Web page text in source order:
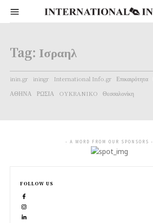
Tag: Ισραηλ
inin.gr iningr International Info.gr Επικαιρότητα
ΑΘΗΝΑ
ΡΩΣΙΑ OYKRANIKO Θεσσαλονίκη
- A WORD FROM OUR SPONSORS -
FOLLOW US